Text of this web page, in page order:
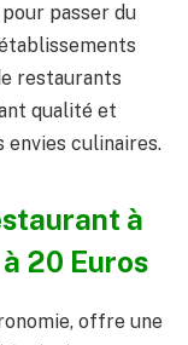
passer du
restaurants
qualité et
culinaires.
à
20 Euros
offre une